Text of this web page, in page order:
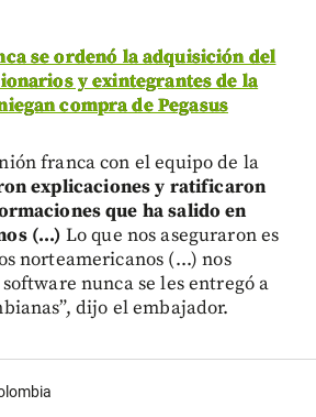
se ordenó la adquisición del
y exintegrantes de la
compra de Pegasus
franca con el equipo de la
explicaciones y ratificaron
que ha salido en
(...) Lo que nos aseguraron es
norteamericanos (...) nos
nunca se les entregó a
dijo el embajador.